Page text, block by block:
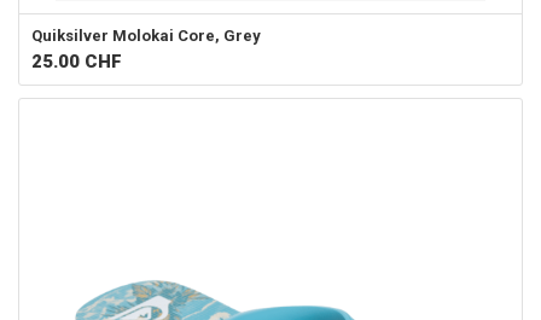
Quiksilver Molokai Core, Grey
25.00 CHF